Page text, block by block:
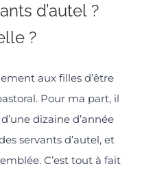
d’autel ?
?
aux filles d’être
Pour ma part, il
dizaine d’année
servants d’autel, et
C’est tout à fait